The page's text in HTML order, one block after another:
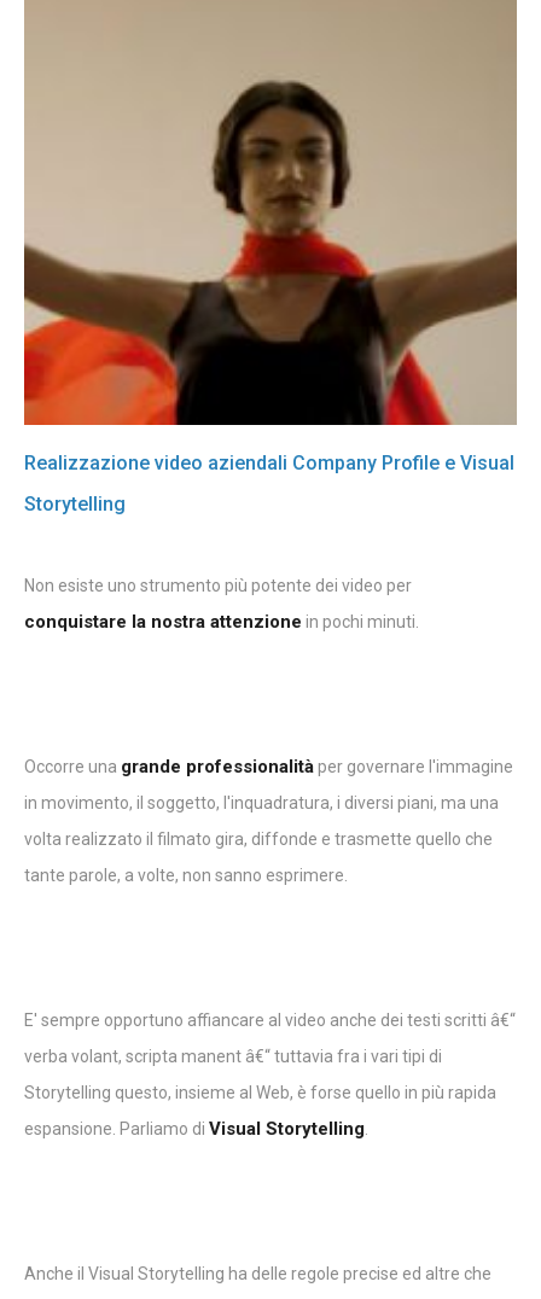
Realizzazione video aziendali Company Profile e Visual
Storytelling
Non esiste uno strumento più potente dei video per
conquistare la nostra attenzione in pochi minuti.
Occorre una grande professionalitàper governare l'immagine
in movimento, il soggetto, l'inquadratura, i diversi piani, ma una
volta realizzato il filmato gira, diffonde e trasmette quello che
tante parole, a volte, non sanno esprimere.
E' sempre opportuno affiancare al video anche dei testi scritti â€“
verba volant, scripta manent â€“ tuttavia fra i vari tipi di
Storytelling questo, insieme al Web, è forse quello in più rapida
espansione. Parliamo di Visual Storytelling
Anche il Visual Storytelling ha delle regole precise ed altre che